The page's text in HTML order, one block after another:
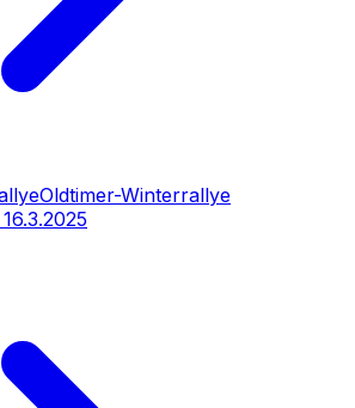
Oldtimer-Winterrallye
16.3.2025